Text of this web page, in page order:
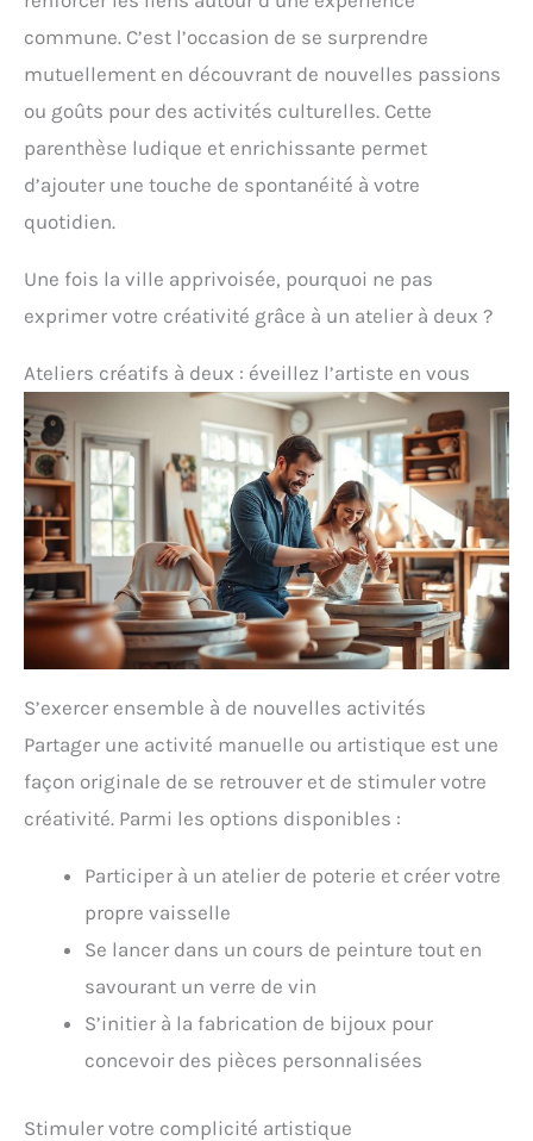
commune. C’est l’occasion de se surprendre
mutuellement en découvrant de nouvelles passions
ou goûts pour des activités culturelles. Cette
parenthèse ludique et enrichissante permet
d’ajouter une touche de spontanéité à votre
quotidien.
Une fois la ville apprivoisée, pourquoi ne pas
exprimer votre créativité grâce à un atelier à deux ?
Ateliers créatifs à deux : éveillez l’artiste en vous
S’exercer ensemble à de nouvelles activités
Partager une activité manuelle ou artistique est une
façon originale de se retrouver et de stimuler votre
créativité. Parmi les options disponibles :
Participer à un atelier de poterie et créer votre
propre vaisselle
Se lancer dans un cours de peinture tout en
savourant un verre de vin
S’initier à la fabrication de bijoux pour
concevoir des pièces personnalisées
Stimuler votre complicité artistique